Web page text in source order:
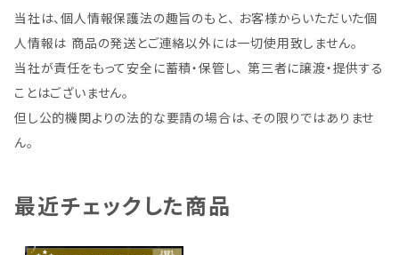
当社は、個人情報保護法の趣旨のもと、 お客様からいただいた個
人情報は 商品の発送とご連絡以外には一切使用致しません。
当社が責任をもって安全に蓄積・保管し、 第三者に譲渡・提供する
ことはございません。
但し公的機関よりの法的な要請の場合は、その限りではありませ
ん。
最近チェックした商品